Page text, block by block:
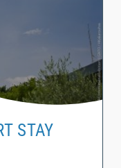
STAY